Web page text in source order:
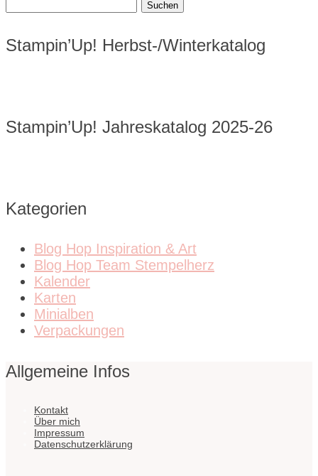
Stampin’Up! Herbst-/Winterkatalog
Stampin’Up! Jahreskatalog 2025-26
Kategorien
Blog Hop Inspiration & Art
Blog Hop Team Stempelherz
Kalender
Karten
Minialben
Verpackungen
Allgemeine Infos
Kontakt
Über mich
Impressum
Datenschutzerklärung